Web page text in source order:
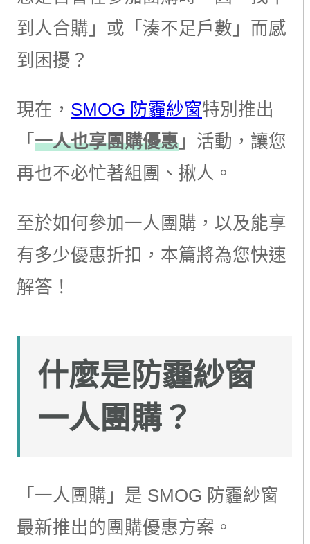
到人合購」或「湊不足戶數」而感
到困擾？
現在， SMOG 防霾紗窗特別推出
「 一人也享團購優惠 」活動，讓您
再也不必忙著組團、揪人。
至於如何參加一人團購，以及能享
有多少優惠折扣，本篇將為您快速
解答！
什麼是防霾紗窗
一人團購？
「一人團購」是 SMOG 防霾紗窗
最新推出的團購優惠方案。